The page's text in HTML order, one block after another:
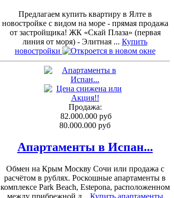
Предлагаем купить квартиру в Ялте в
новостройке с видом на море - прямая продажа
от застройщика! ЖК «Скай Плаза» (первая
линия от моря) - Элитная ... Купить
новостройки
Продажа:
82.000.000 руб
80.000.000 руб
Апартаменты в Испан...
Обмен на Крым Москву Сочи или продажа с
расчётом в рублях. Роскошные апартаменты в
комплексе Park Beach, Estepona, расположенном